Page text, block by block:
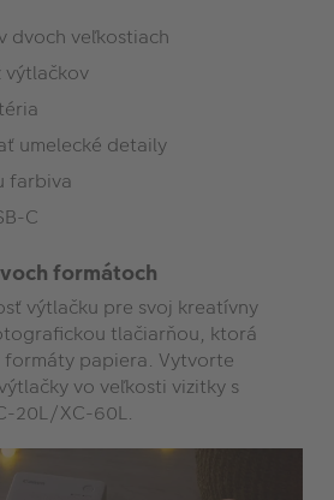
dvoch veľkostiach
výtlačkov
umelecké detaily
farbiva
C
formátoch
výtlačku pre svoj kreatívny
tlačiarňou, ktorá
papiera. Vytvorte
vo veľkosti vizitky s
20L/XC-60L.